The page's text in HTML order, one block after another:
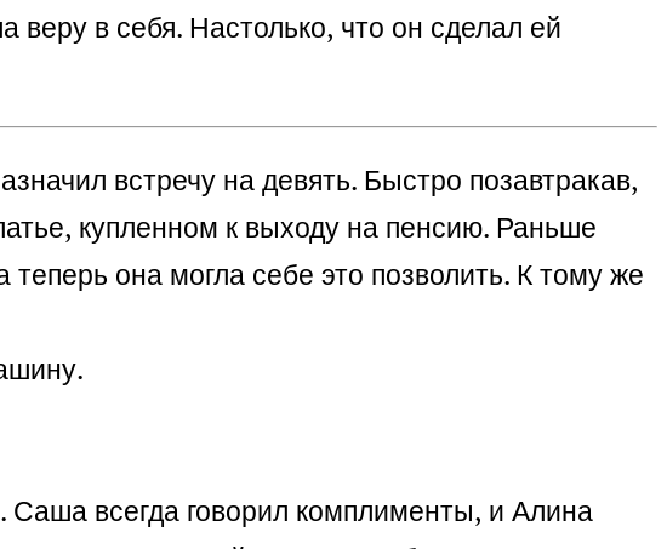
веру в себя. Настолько, что он сделал ей
встречу на девять. Быстро позавтракав,
купленном к выходу на пенсию. Раньше
она могла себе это позволить. К тому же
Саша всегда говорил комплименты, и Алина